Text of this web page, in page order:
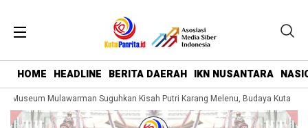
HOME HEADLINE BERITA DAERAH IKN NUSANTARA
Mulawarman Suguhkan Kisah Putri Karang Melenu, Budaya Kutai